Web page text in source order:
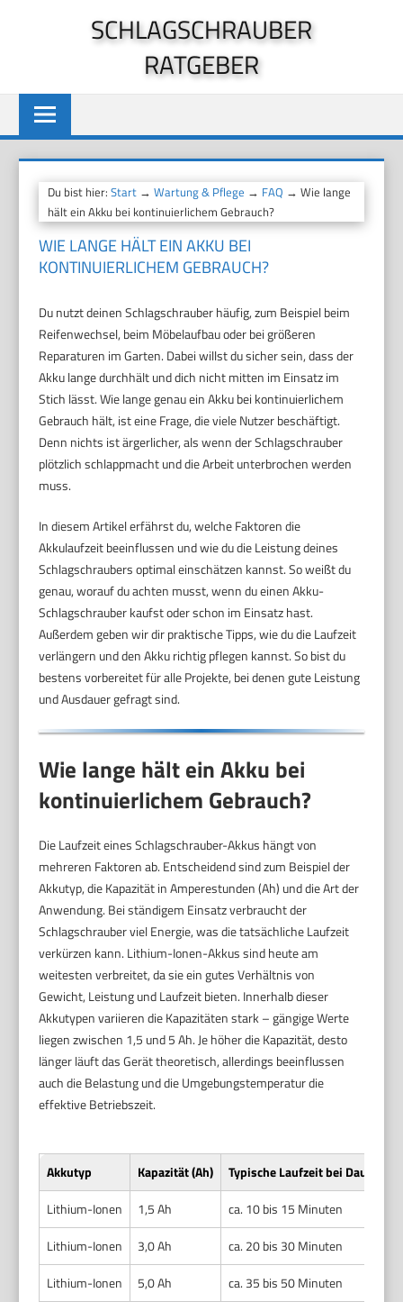
SCHLAGSCHRAUBER
RATGEBER
Du bist hier:Start →Wartung & Pflege → FAQ → Wie lange
hält ein Akku bei kontinuierlichem Gebrauch?
WIE LANGE HÄLT EIN AKKU BEI
KONTINUIERLICHEM GEBRAUCH?
Du nutzt deinen Schlagschrauber häufig, zum Beispiel beim
Reifenwechsel, beim Möbelaufbau oder bei größeren
Reparaturen im Garten. Dabei willst du sicher sein, dass der
Akku lange durchhält und dich nicht mitten im Einsatz im
Stich lässt. Wie lange genau ein Akku bei kontinuierlichem
Gebrauch hält, ist eine Frage, die viele Nutzer beschäftigt.
Denn nichts ist ärgerlicher, als wenn der Schlagschrauber
plötzlich schlappmacht und die Arbeit unterbrochen werden
muss.
In diesem Artikel erfährst du, welche Faktoren die
Akkulaufzeit beeinflussen und wie du die Leistung deines
Schlagschraubers optimal einschätzen kannst. So weißt du
genau, worauf du achten musst, wenn du einen Akku-
Schlagschrauber kaufst oder schon im Einsatz hast.
Außerdem geben wir dir praktische Tipps, wie du die Laufzeit
verlängern und den Akku richtig pflegen kannst. So bist du
bestens vorbereitet für alle Projekte, bei denen gute Leistung
und Ausdauer gefragt sind.
Wie lange hält ein Akku bei
kontinuierlichem Gebrauch?
Die Laufzeit eines Schlagschrauber-Akkus hängt von
mehreren Faktoren ab. Entscheidend sind zum Beispiel der
Akkutyp, die Kapazität in Amperestunden (Ah) und die Art der
Anwendung. Bei ständigem Einsatz verbraucht der
Schlagschrauber viel Energie, was die tatsächliche Laufzeit
verkürzen kann. Lithium-Ionen-Akkus sind heute am
weitesten verbreitet, da sie ein gutes Verhältnis von
Gewicht, Leistung und Laufzeit bieten. Innerhalb dieser
Akkutypen variieren die Kapazitäten stark – gängige Werte
liegen zwischen 1,5 und 5 Ah. Je höher die Kapazität, desto
länger läuft das Gerät theoretisch, allerdings beeinflussen
auch die Belastung und die Umgebungstemperatur die
effektive Betriebszeit.
Akkutyp Kapazität (Ah)
Typische Laufzeit bei
Lithium-Ionen
1,5 Ah
ca. 10 bis 15 Minuten
Lithium-Ionen
3,0 Ah
ca. 20 bis 30 Minuten
Lithium-Ionen
5,0 Ah ca. 35 bis 50 Minuten